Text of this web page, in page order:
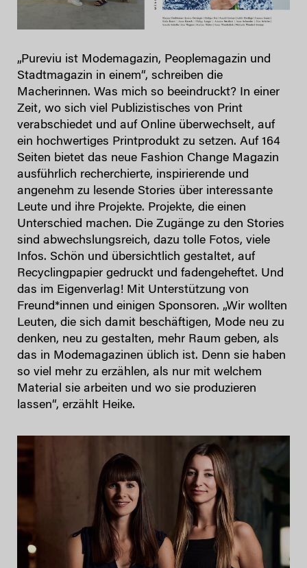
„Pureviu ist Modemagazin, Peoplemagazin und
Stadtmagazin in einem“, schreiben die
Macherinnen. Was mich so beeindruckt? In einer
Zeit, wo sich viel Publizistisches von Print
verabschiedet und auf Online überwechselt, auf
ein hochwertiges Printprodukt zu setzen. Auf 164
Seiten bietet das neue Fashion Change Magazin
ausführlich recherchierte, inspirierende und
angenehm zu lesende Stories über interessante
Leute und ihre Projekte. Projekte, die einen
Unterschied machen. Die Zugänge zu den Stories
sind abwechslungsreich, dazu tolle Fotos, viele
Infos. Schön und übersichtlich gestaltet, auf
Recyclingpapier gedruckt und fadengeheftet. Und
das im Eigenverlag! Mit Unterstützung von
Freund*innen und einigen Sponsoren. „Wir wollten
Leuten, die sich damit beschäftigen, Mode neu zu
denken, neu zu gestalten, mehr Raum geben, als
das in Modemagazinen üblich ist. Denn sie haben
so viel mehr zu erzählen, als nur mit welchem
Material sie arbeiten und wo sie produzieren
lassen“, erzählt Heike.